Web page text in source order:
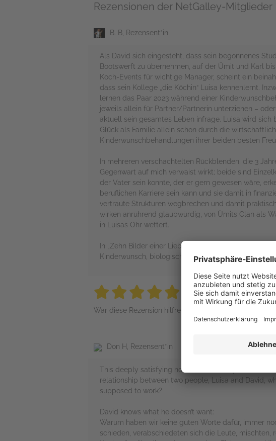
Rezensionen der NetGalley-Mitglieder
B. B, Rezensent*in
Als David sich eingesteht, dass sein begonnenes
Bootswerft zu übernehmen, auf der Ümit und Karl
Koch-Events für wichtige Manager, scheint ein
dass sein Kollege „die Köchin“ Luisa kennenlernt.
lernen das Paar 2023 während einer
jeweils allein für Partner/Partnerin unterziehen –
aktuell sein gesamtes Leben infrage. Luisa wird
Glück als Familie allein schon durch die
Kinderwunschbehandlungen ihrer beiden besten
In mehreren verschachtelten Rückblenden, die 3
Gegenwart auf mich verwaist wirkt; beide sind
der Vater sein konnte, der er gern gewesen wäre,
beruflichen Karriere sein kann und sie damit in
vertraute Strukturen wegbrechen und damit
wirken anrührend glaubwürdig, von Ümits Clan als
in Luisas Ohr wettert.
In „Zehn Bilder einer Liebe“ begegnen Köhlers
Kinderwunsch, biologische und soziale
5 stars
5 stars
5 stars
5 stars
5 stars
War diese Rezension hilfreich?
Don H, Rezensent*in
This deeply satisfying novel is beautifully
relationship between two people, Luisa and David,
supposed to work?
David knows what he doesn’t want:
Warum haben wir keine guten Worte dafür, immer
schieden, verabschiedeten sich die Leute,